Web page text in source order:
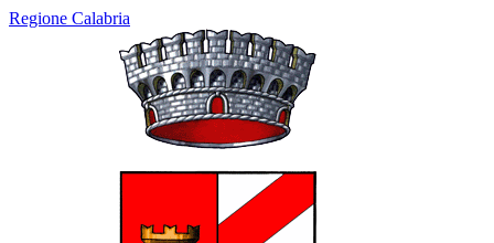
Regione Calabria